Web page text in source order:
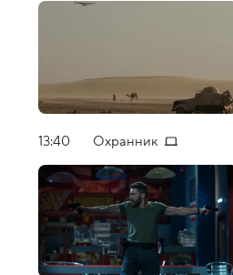
13:40 Охранник